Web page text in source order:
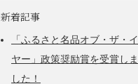
新着記事
「ふるさと名品オブ・ザ・イ
ヤー」政策奨励賞を受賞しま
した！